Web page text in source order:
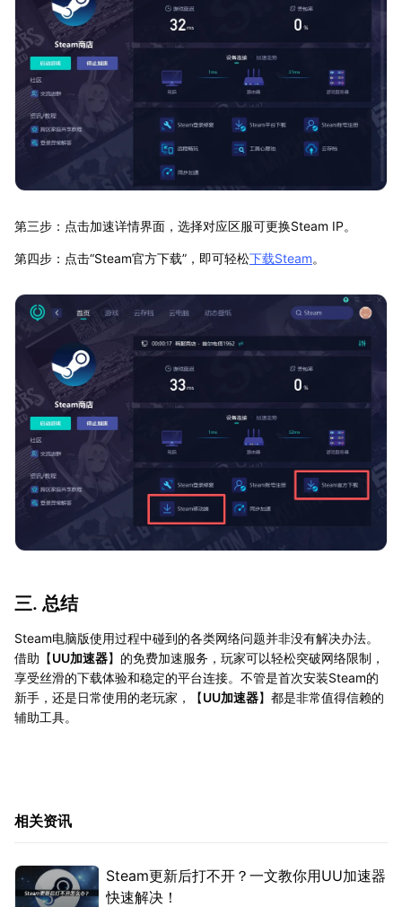
第三步：点击加速详情界面，选择对应区服可更换Steam IP。
第四步：点击“Steam官方下载”，即可轻松下载Steam。
三. 总结
Steam电脑版使用过程中碰到的各类网络问题并非没有解决办法。
借助【UU加速器】的免费加速服务，玩家可以轻松突破网络限制，
享受丝滑的下载体验和稳定的平台连接。不管是首次安装Steam的
新手，还是日常使用的老玩家，【UU加速器】都是非常值得信赖的
辅助工具。
相关资讯
Steam更新后打不开？一文教你用UU加速器
快速解决！